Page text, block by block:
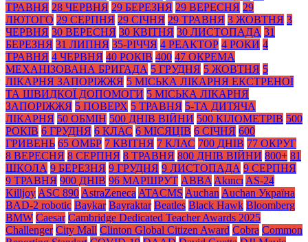
ТРАВНЯ 28 ЧЕРВНЯ 29 БЕРЕЗНЯ 29 ВЕРЕСНЯ 29
ЛЮТОГО 29 СЕРПНЯ 29 СІЧНЯ 29 ТРАВНЯ 3 ЖОВТНЯ 3
ЧЕРВНЯ 30 ВЕРЕСНЯ 30 КВІТНЯ 30 ЛИСТОПАДА 31
БЕРЕЗНЯ 31 ЛИПНЯ 35-РІЧЧЯ 4 РЕАКТОР 4 РОКИ 4
ТРАВНЯ 4 ЧЕРВНЯ 40 РОКІВ 400 47 ОКРЕМА
МЕХАНІЗОВАНА БРИГАДА 5 ГРУДНЯ 5 ЖОВТНЯ 5
ЛІКАРНЯ ЗАПОРІЖЖЯ 5 МІСЬКА ЛІКАРНЯ ЕКСТРЕНОЇ
ТА ШВИДКОЇ ДОПОМОГИ 5 МІСЬКА ЛІКАРНЯ
ЗАПОРІЖЖЯ 5 ПОВЕРХ 5 ТРАВНЯ 5-ТА ДИТЯЧА
ЛІКАРНЯ 50 ОБМІН 500 ДНІВ ВІЙНИ 500 КІЛОМЕТРІВ 500
РОКІВ 6 ГРУДНЯ 6 КЛАС 6 МІСЯЦІВ 6 СІЧНЯ 600
ГРИВЕНЬ 65 ОМБР 7 КВІТНЯ 7 КЛАС 700 ДНІВ 77 ОКРУГ
8 ВЕРЕСНЯ 8 СЕРПНЯ 8 ТРАВНЯ 800 ДНІВ ВІЙНИ 800+ 81
ШКОЛА 9 БЕРЕЗНЯ 9 ГРУДНЯ 9 ЛИСТОПАДА 9 СЕРПНЯ
9 ТРАВНЯ 900 ДНІВ 96 МАРШРУТ ABBA Akıncı AS-24
Killjoy ASC 890 AstraZeneca ATACMS Auchan Auchan Україна
BAD-2 robotic Baykar Bayraktar Beatles Black Нawk Bloomberg
BMW Caesar Cambridge Dedicated Teacher Awards 2025
Challenger City Mall Clinton Global Citizen Award Cobra Common